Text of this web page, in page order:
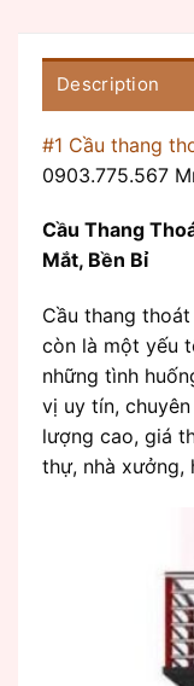
Description
#1 Cầu thang
0903.775.567
Cầu Thang
Mắt, Bền Bỉ
Cầu thang
còn là một yếu
những tình
vị uy tín,
lượng cao, giá
thự, nhà xưởng,